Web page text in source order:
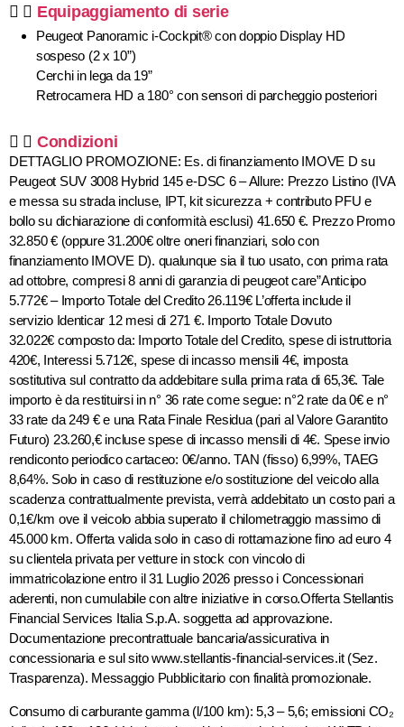
Equipaggiamento di serie
Peugeot Panoramic i-Cockpit® con doppio Display HD
sospeso (2 x 10”)
Cerchi in lega da 19”
Retrocamera HD a 180° con sensori di parcheggio posteriori
Condizioni
DETTAGLIO PROMOZIONE: Es. di finanziamento IMOVE D su
Peugeot SUV 3008 Hybrid 145 e-DSC 6 – Allure: Prezzo Listino (IVA
e messa su strada incluse, IPT, kit sicurezza + contributo PFU e
bollo su dichiarazione di conformità esclusi) 41.650 €. Prezzo Promo
32.850 € (oppure 31.200€ oltre oneri finanziari, solo con
finanziamento IMOVE D). qualunque sia il tuo usato, con prima rata
ad ottobre, compresi 8 anni di garanzia di peugeot care”Anticipo
5.772€ – Importo Totale del Credito 26.119€ L’offerta include il
servizio Identicar 12 mesi di 271 €. Importo Totale Dovuto
32.022€ composto da: Importo Totale del Credito, spese di istruttoria
420€, Interessi 5.712€, spese di incasso mensili 4€, imposta
sostitutiva sul contratto da addebitare sulla prima rata di 65,3€. Tale
importo è da restituirsi in n° 36 rate come segue: n°2 rate da 0€ e n°
33 rate da 249 € e una Rata Finale Residua (pari al Valore Garantito
Futuro) 23.260,€ incluse spese di incasso mensili di 4€. Spese invio
rendiconto periodico cartaceo: 0€/anno. TAN (fisso) 6,99%, TAEG
8,64%. Solo in caso di restituzione e/o sostituzione del veicolo alla
scadenza contrattualmente prevista, verrà addebitato un costo pari a
0,1€/km ove il veicolo abbia superato il chilometraggio massimo di
45.000 km. Offerta valida solo in caso di rottamazione fino ad euro 4
su clientela privata per vetture in stock con vincolo di
immatricolazione entro il 31 Luglio 2026 presso i Concessionari
aderenti, non cumulabile con altre iniziative in corso.Offerta Stellantis
Financial Services Italia S.p.A. soggetta ad approvazione.
Documentazione precontrattuale bancaria/assicurativa in
concessionaria e sul sito www.stellantis-financial-services.it (Sez.
Trasparenza). Messaggio Pubblicitario con finalità promozionale.
Consumo di carburante gamma (l/100 km): 5,3 – 5,6; emissioni CO₂